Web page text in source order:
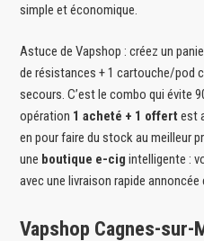
simple et économique.
Astuce de Vapshop : créez un
de résistances + 1 cartouche/pod
secours. C’est le combo qui évite
opération 1 acheté + 1 offert est
en pour faire du stock au meilleur
une boutique e-cig intelligente :
avec une livraison rapide annoncée
Vapshop Cagnes-